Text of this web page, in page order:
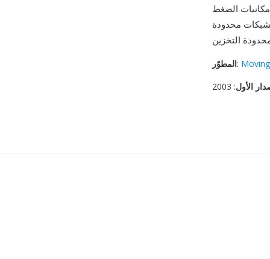
الضغط
محدودة
المطوّر:
الأول: 2003